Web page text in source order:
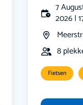
7
2026 |
8
Fietsen